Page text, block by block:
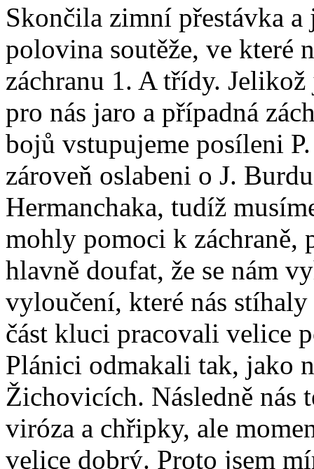
Skončila zimní přestávka a
polovina soutěže, ve které
záchranu 1. A třídy.
pro nás jaro a případná
bojů vstupujeme posíleni
zároveň oslabeni o J.
Hermanchaka, tudíž
mohly pomoci k záchraně,
hlavně doufat, že se nám
vyloučení, které nás
část kluci pracovali velice
Plánici odmakali tak, jako
Žichovicích. Následně nás
viróza a chřipky, ale
velice dobrý. Proto jsem